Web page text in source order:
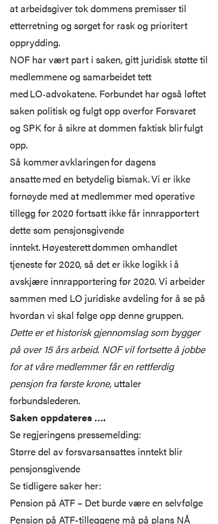
at arbeidsgiver tok dommens premisser til
etterretning og sørget for rask og prioritert
opprydding.
NOF har vært part i saken, gitt juridisk støtte til
medlemmene og samarbeidet tett
med LO‑advokatene. Forbundet har også løftet
saken politisk og fulgt opp overfor Forsvaret
og SPK for å sikre at dommen faktisk blir fulgt
opp.
Så kommer avklaringen for dagens
ansatte med en betydelig bismak. Vi er ikke
fornøyde med at medlemmer med operative
tillegg før 2020 fortsatt ikke får innrapportert
dette som pensjonsgivende
inntekt. Høyesterett dommen omhandlet
tjeneste før 2020, så det er ikke logikk i å
avskjære innrapportering før 2020. Vi arbeider
sammen med LO juridiske avdeling for å se på
hvordan vi skal følge opp denne gruppen.
Dette er et historisk gjennomslag som bygger
på over 15 års arbeid. NOF vil fortsette å jobbe
for at våre medlemmer får en rettferdig
pensjon fra første krone, uttaler
forbundslederen.
Saken oppdateres ….
Se regjeringens pressemelding:
Større del av forsvarsansattes inntekt blir
pensjonsgivende
Se tidligere saker her:
Pension på ATF – Det burde være en selvfølge
Pension på ATF-tilleggene må på plans NÅ